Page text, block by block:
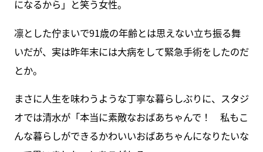
になるから」と笑う女性。
凛とした佇まいで91歳の年齢とは思えない立ち振る舞
いだが、実は昨年末には大病をして緊急手術をしたのだ
とか。
まさに人生を味わうような丁寧な暮らしぶりに、スタジ
オでは清水が「本当に素敵なおばあちゃんで！ 私もこ
んな暮らしができるかわいいおばあちゃんになりたいな